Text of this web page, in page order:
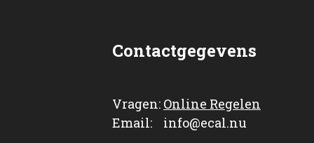
Contactgegevens
Vragen: Online Regelen
Email: info@ecal.nu